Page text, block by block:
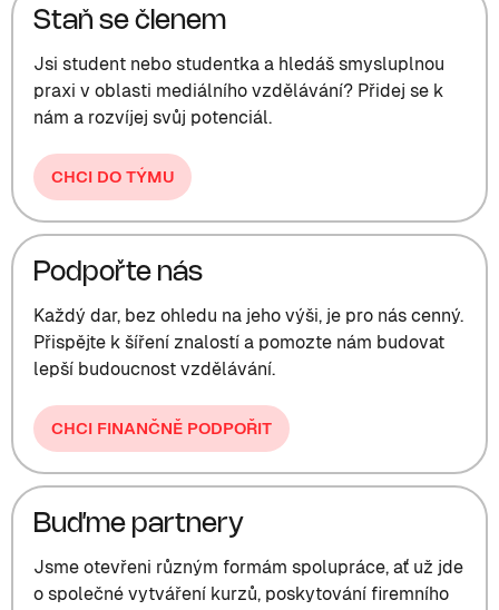
Staň se členem
Jsi student nebo studentka a hledáš smysluplnou
praxi v oblasti mediálního vzdělávání? Přidej se k
nám a rozvíjej svůj potenciál.
CHCI DO TÝMU
Podpořte nás
Každý dar, bez ohledu na jeho výši, je pro nás cenný.
Přispějte k šíření znalostí a pomozte nám budovat
lepší budoucnost vzdělávání.
CHCI FINANČNĚ PODPOŘIT
Buďme partnery
Jsme otevřeni různým formám spolupráce, ať už jde
o společné vytváření kurzů, poskytování firemního